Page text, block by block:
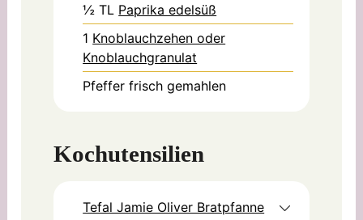
½ TL Paprika edelsüß
1 Knoblauchzehen oder
Knoblauchgranulat
Pfeffer frisch gemahlen
Kochutensilien
Tefal Jamie Oliver Bratpfanne